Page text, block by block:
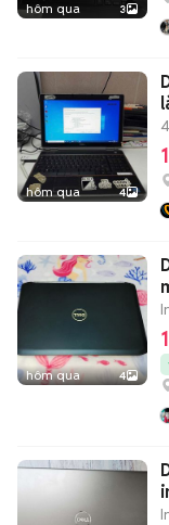
hôm qua 3
hôm qua 4
hôm qua 4